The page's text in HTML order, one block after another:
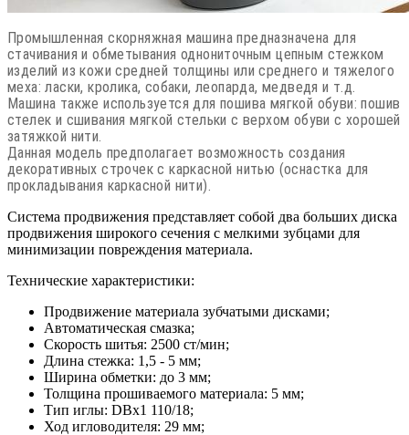
Промышленная скорняжная машина предназначена для
стачивания и обметывания однониточным цепным стежком
изделий из кожи средней толщины или среднего и тяжелого
меха: ласки, кролика, собаки, леопарда, медведя и т.д.
Машина также используется для пошива мягкой обуви: пошив
стелек и сшивания мягкой стельки с верхом обуви с хорошей
затяжкой нити.
Данная модель предполагает возможность создания
декоративных строчек с каркасной нитью (оснастка для
прокладывания каркасной нити).
Система продвижения представляет собой два больших диска
продвижения широкого сечения с мелкими зубцами для
минимизации повреждения материала.
Технические характеристики:
Продвижение материала зубчатыми дисками;
Автоматическая смазка;
Скорость шитья: 2500 ст/мин;
Длина стежка: 1,5 - 5 мм;
Ширина обметки: до 3 мм;
Толщина прошиваемого материала: 5 мм;
Тип иглы: DBx1 110/18;
Ход игловодителя: 29 мм;